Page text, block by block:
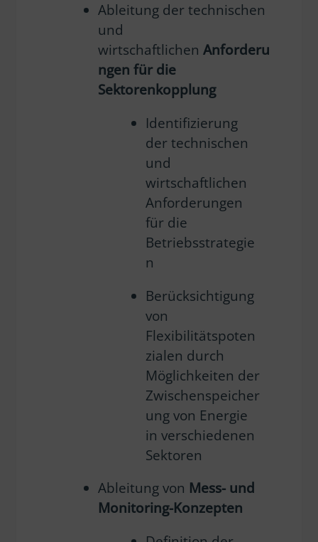
Ableitung der technischen
und
wirtschaftlichenAnforderu
ngen für die
Sektorenkopplung
Identifizierung
der technischen
und
wirtschaftlichen
Anforderungen
für die
Betriebsstrategie
n
Berücksichtigung
von
Flexibilitätspoten
zialen durch
Möglichkeiten der
Zwischenspeicher
ung von Energie
in verschiedenen
Sektoren
Ableitung von Mess- und
Monitoring-Konzepten